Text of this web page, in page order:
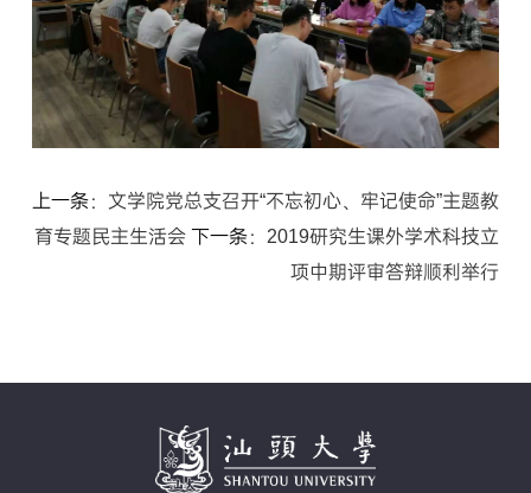
上一条： 文学院党总支召开“不忘初心、牢记使命”主题教
育专题民主生活会 下一条： 2019研究生课外学术科技立
项中期评审答辩顺利举行